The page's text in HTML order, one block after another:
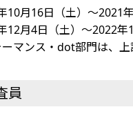
10月16日（土）～2021
12月4日（土）～2022年1
マンス・dot部門は、上
員